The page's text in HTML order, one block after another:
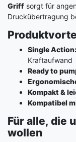
Griff sorgt für
Druckübertragung
Single Action:
Kraftaufwand
Ready to
Kompakt &
Kompatibel
Für alle, die
wollen